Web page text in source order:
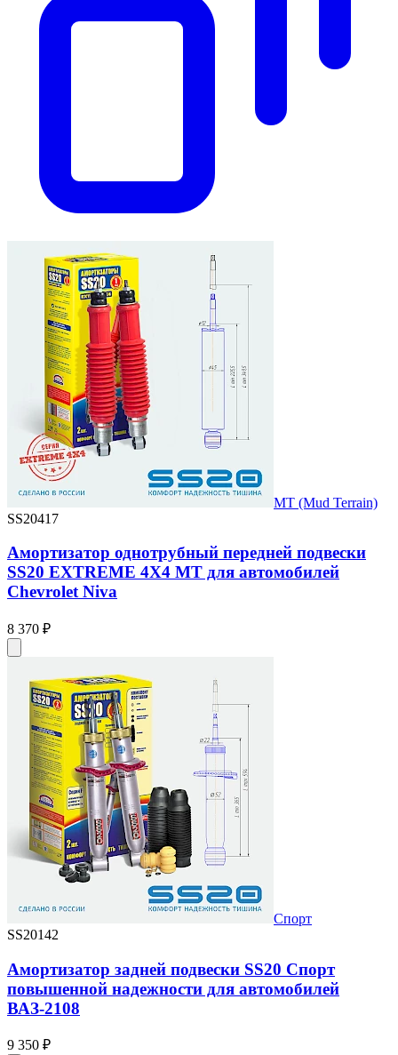
MT (Mud Terrain)
SS20417
Амортизатор однотрубный передней подвески
SS20 EXTREME 4X4 MT для автомобилей
Chevrolet Niva
8 370 ₽
Спорт
SS20142
Амортизатор задней подвески SS20 Спорт
повышенной надежности для автомобилей
ВАЗ-2108
9 350 ₽